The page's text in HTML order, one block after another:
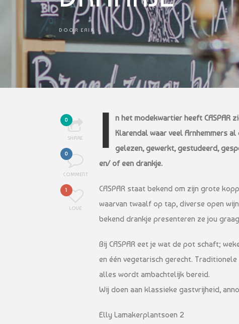
DOOR ERIK
0
SHARE
0
COMMENT
1
LOVE
I
n het modekwartier heeft CASPAR
Klarendal waar veel Arnhemmers
gelezen, gewerkt, gestudeerd,
en/ of een drankje.
CASPAR staat bekend om zijn grote
waarvan twaalf op tap, diverse open
bekend drankje presenteren ze jou
Bij CASPAR eet je wat de pot schaft;
en één vegetarisch gerecht.
alles wordt ambachtelijk bereid.
Wij doen aan klassieke gastvrijheid,
Elly Lamakerplantsoen 2